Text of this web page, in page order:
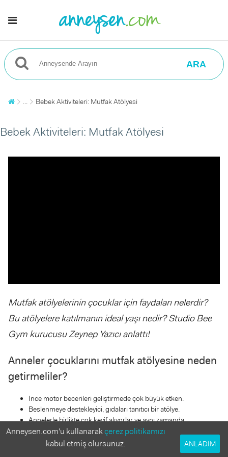
ARA
... Bebek Aktiviteleri: Mutfak Atölyesi
Bebek Aktiviteleri: Mutfak Atölyesi
Mutfak atölyelerinin çocuklar için faydaları nelerdir?
Bu atölyelere katılmanın ideal yaşı nedir? Studio Bee
Gym kurucusu Zeynep Yazıcı anlattı!
Anneler çocuklarını mutfak atölyesine neden
getirmeliler?
İnce motor becerileri geliştirmede çok büyük etken.
Beslenmeye destekleyici, gıdaları tanıtıcı bir atölye.
Annelerle birlikte çok keyif alıyorlar ve aynı zamanda
sorumluluk kazanıyorlar. Yaptıkları ürünlerin karşılığında
kirlenmiş bir tabağı alıp bulaşıkları yıkıyorlar.
Atölyelerin sonucunda kendi yaptıklarını anne ve babalarıyla
Anneysen.com'u kullanarakçerez politikamızı
kabul etmiş olursunuz.
ANLADIM